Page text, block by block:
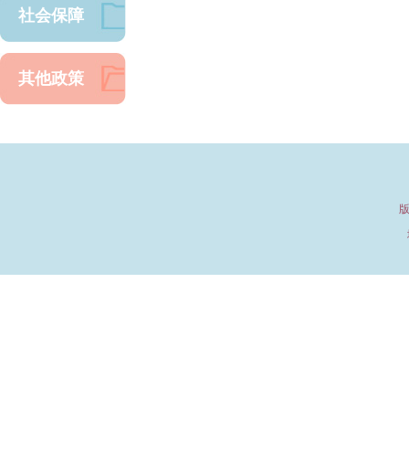
社会保障
其他政策